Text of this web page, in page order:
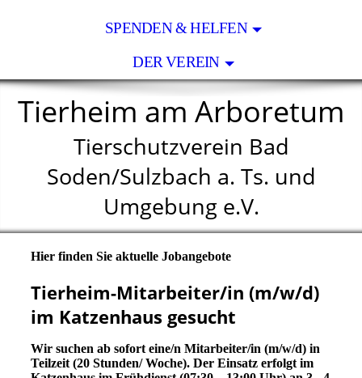
SPENDEN & HELFEN
DER VEREIN
Tierheim am Arboretum
Tierschutzverein Bad
Soden/Sulzbach a. Ts. und
Umgebung e.V.
Hier finden Sie aktuelle Jobangebote
Tierheim-Mitarbeiter/in (m/w/d)
im Katzenhaus gesucht
Wir suchen ab sofort eine/n Mitarbeiter/in (m/w/d) in
Teilzeit (20 Stunden/ Woche). Der Einsatz erfolgt im